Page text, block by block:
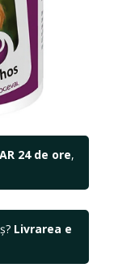
24 de ore,
Livrarea e